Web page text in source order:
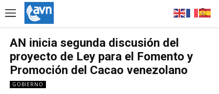
AN inicia segunda discusión del
proyecto de Ley para el Fomento y
Promoción del Cacao venezolano
GOBIERNO